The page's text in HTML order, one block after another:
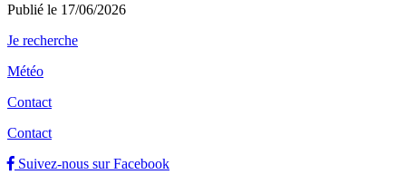
Publié le 17/06/2026
Je recherche
Météo
Contact
Contact
Suivez-nous sur Facebook